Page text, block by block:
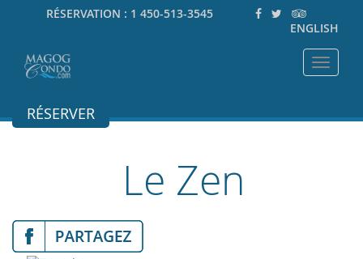
RÉSERVATION : 1 450-513-3545
ENGLISH
Toggle
RÉSERVER
Le Zen